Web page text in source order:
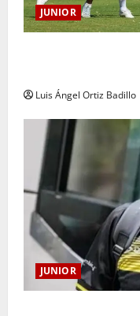
JUNIOR
Luis Ángel Ortiz Badillo
JUNIOR